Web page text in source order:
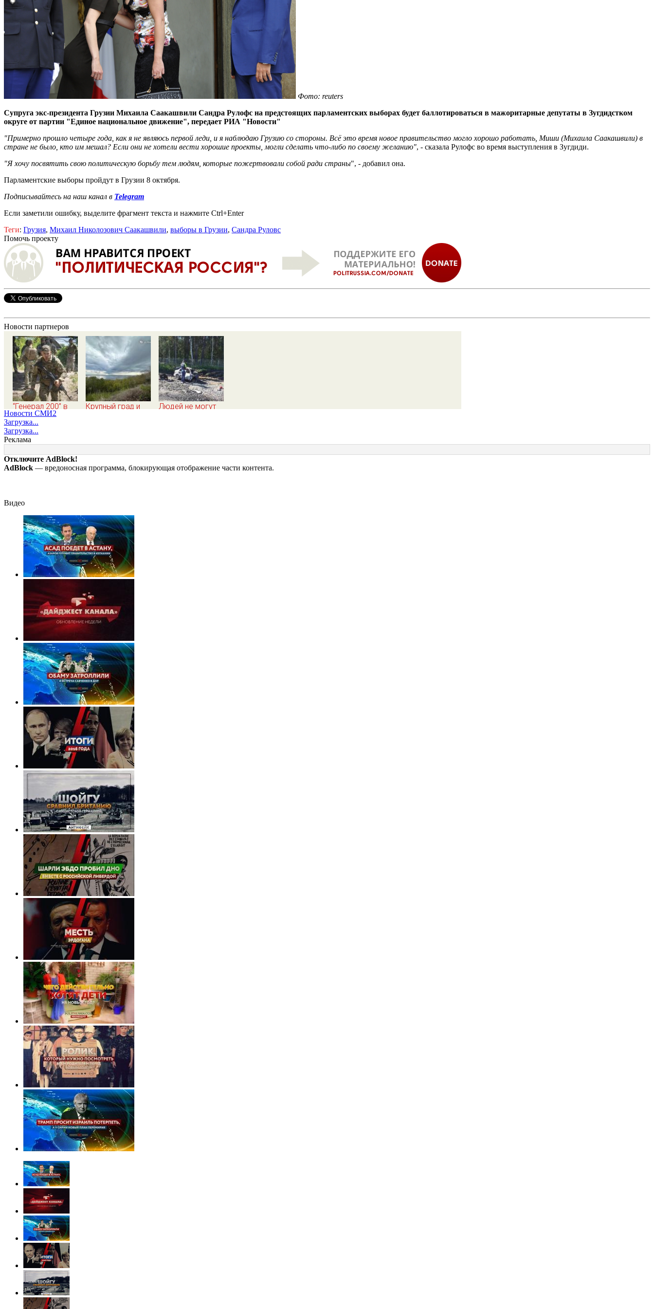
Фото: reuters
Супруга экс-президента Грузии Михаила Саакашвили Сандра Рулофс на предстоящих парламентских выборах будет баллотироваться в мажоритарные депутаты в Зугдидстком
округе от партии "Единое национальное движение", передает РИА "Новости"
"Примерно прошло четыре года, как я не являюсь первой леди, и я наблюдаю Грузию со стороны. Всё это время новое правительство могло хорошо работать, Миши (Михаила Саакашвили) в
стране не было, кто им мешал? Если они не хотели вести хорошие проекты, могли сделать что-либо по своему желанию", - сказала Рулофс во время выступления в Зугдиди.
"Я хочу посвятить свою политическую борьбу тем людям, которые пожертвовали собой ради страны", - добавил она.
Парламентские выборы пройдут в Грузии 8 октября.
Подписывайтесь на наш канал в Telegram
Если заметили ошибку, выделите фрагмент текста и нажмите Ctrl+Enter
Теги: Грузия, Михаил Николозович Саакашвили, выборы в Грузии, Сандра Руловс
Помочь проекту
Новости партнеров
“Генерал 200” в
квадрате. Как
Драпатый
переплюнул
Сырского
Крупный град и
выходные
Людей не могут
страшном ДТП на
трассе 07/08/2026
– Новости
Новости СМИ2
Загрузка...
Загрузка...
Реклама
Отключите AdBlock!
AdBlock — вредоносная программа, блокирующая отображение части контента.
Видео